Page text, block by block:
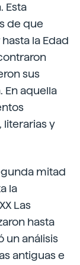
Esta
de que
la Edad
sus
En aquella
literarias y
mitad
la
Las
hasta
un análisis
antiguas e